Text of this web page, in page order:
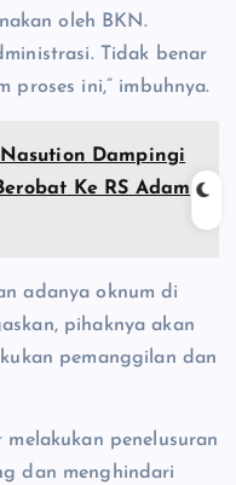
oleh BKN.
Tidak benar
proses ini,” imbuhnya.
Dampingi
Ke RS Adam
adanya oknum di
pihaknya akan
pemanggilan dan
penelusuran
dan menghindari